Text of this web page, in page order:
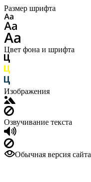
Размер шрифта
Цвет фона и шрифта
Изображения
Озвучивание текста
Обычная версия сайта